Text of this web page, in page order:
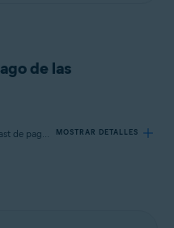
de las
Se aplica a Todas las suscripciones de Avast de pago para particulares MOSTRAR DETALLES